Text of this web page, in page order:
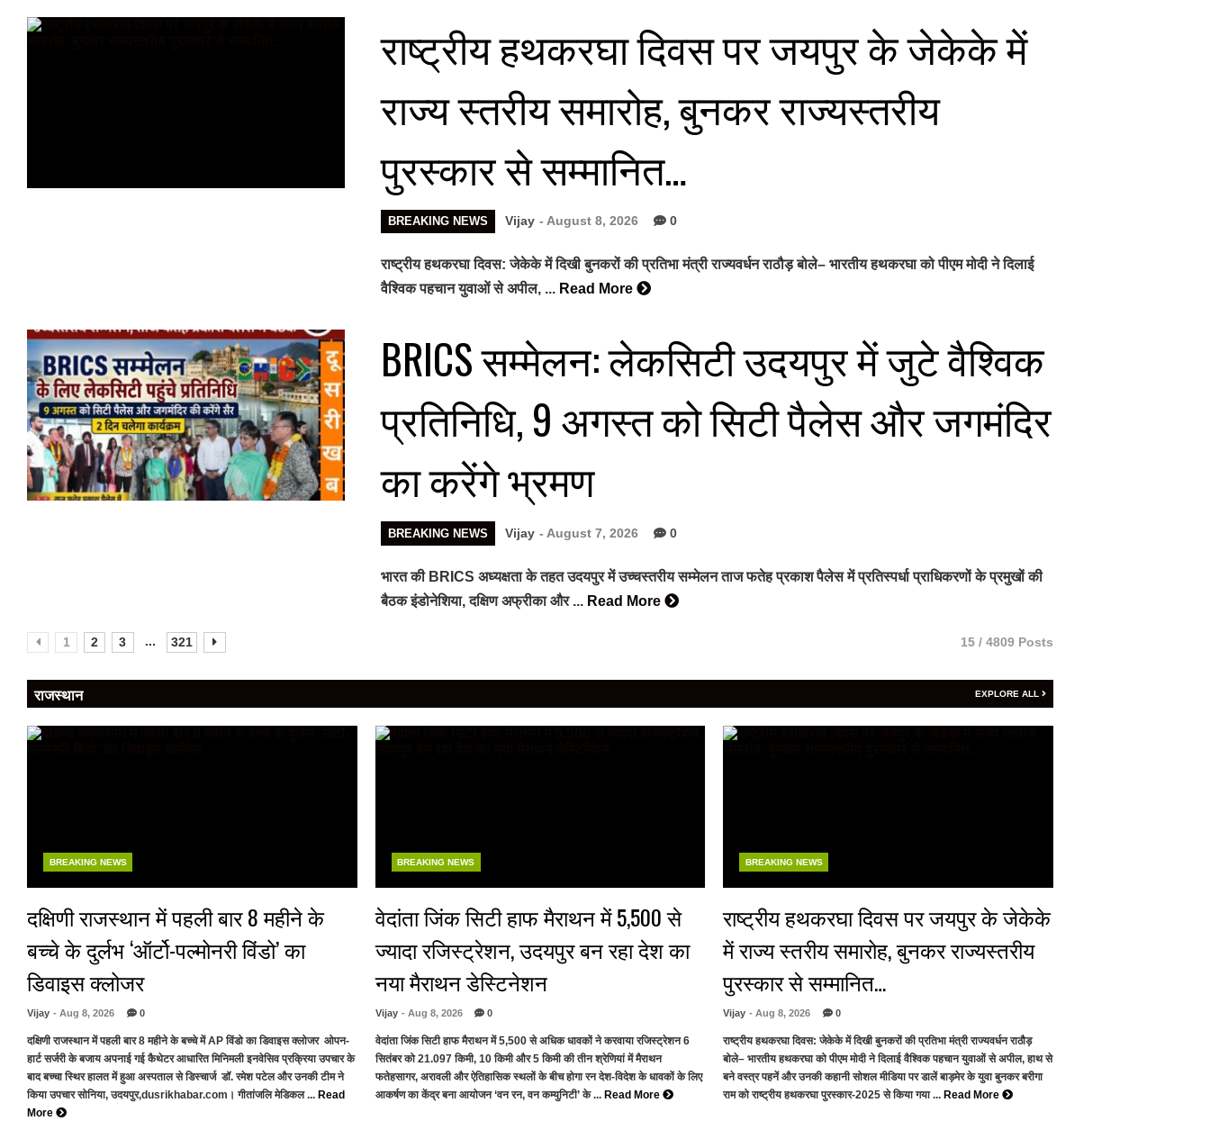
राष्ट्रीय हथकरघा दिवस पर जयपुर के जेकेके में
राज्य स्तरीय समारोह, बुनकर राज्यस्तरीय
पुरस्कार से सम्मानित…
BREAKING NEWS Vijay - August 8, 2026 0
राष्ट्रीय हथकरघा दिवस: जेकेके में दिखी बुनकरों की प्रतिभा मंत्री राज्यवर्धन राठौड़ बोले– भारतीय हथकरघा को पीएम मोदी ने दिलाई
वैश्विक पहचान युवाओं से अपील, ... Read More
BRICS सम्मेलन: लेकसिटी उदयपुर में जुटे वैश्विक
प्रतिनिधि, 9 अगस्त को सिटी पैलेस और जगमंदिर
का करेंगे भ्रमण
BREAKING NEWS Vijay - August 7, 2026 0
भारत की BRICS अध्यक्षता के तहत उदयपुर में उच्चस्तरीय सम्मेलन ताज फतेह प्रकाश पैलेस में प्रतिस्पर्धा प्राधिकरणों के प्रमुखों की
बैठक इंडोनेशिया, दक्षिण अफ्रीका और ... Read More
1 2 3 ... 321 15 / 4809 Posts
राजस्थान EXPLORE ALL
BREAKING NEWS
दक्षिणी राजस्थान में पहली बार 8 महीने के
बच्चे के दुर्लभ ‘ऑर्टो-पल्मोनरी विंडो’ का
डिवाइस क्लोजर
Vijay - Aug 8, 2026 0
दक्षिणी राजस्थान में पहली बार 8 महीने के बच्चे में AP विंडो का डिवाइस क्लोजर ओपन-
हार्ट सर्जरी के बजाय अपनाई गई कैथेटर आधारित मिनिमली इनवेसिव प्रक्रिया उपचार के
बाद बच्चा स्थिर हालत में हुआ अस्पताल से डिस्चार्ज डॉ. रमेश पटेल और उनकी टीम ने
किया उपचार सोनिया, उदयपुर,dusrikhabar.com। गीतांजलि मेडिकल ... Read
More
BREAKING NEWS
वेदांता जिंक सिटी हाफ मैराथन में 5,500 से
ज्यादा रजिस्ट्रेशन, उदयपुर बन रहा देश का
नया मैराथन डेस्टिनेशन
Vijay - Aug 8, 2026 0
वेदांता जिंक सिटी हाफ मैराथन में 5,500 से अधिक धावकों ने करवाया रजिस्ट्रेशन 6
सितंबर को 21.097 किमी, 10 किमी और 5 किमी की तीन श्रेणियां में मैराथन
फतेहसागर, अरावली और ऐतिहासिक स्थलों के बीच होगा रन देश-विदेश के धावकों के लिए
आकर्षण का केंद्र बना आयोजन ‘वन रन, वन कम्युनिटी’ के ... Read More
BREAKING NEWS
राष्ट्रीय हथकरघा दिवस पर जयपुर के जेकेके
में राज्य स्तरीय समारोह, बुनकर राज्यस्तरीय
पुरस्कार से सम्मानित…
Vijay - Aug 8, 2026 0
राष्ट्रीय हथकरघा दिवस: जेकेके में दिखी बुनकरों की प्रतिभा मंत्री राज्यवर्धन राठौड़
बोले– भारतीय हथकरघा को पीएम मोदी ने दिलाई वैश्विक पहचान युवाओं से अपील, हाथ से
बने वस्त्र पहनें और उनकी कहानी सोशल मीडिया पर डालें बाड़मेर के युवा बुनकर बरीगा
राम को राष्ट्रीय हथकरघा पुरस्कार-2025 से किया गया ... Read More